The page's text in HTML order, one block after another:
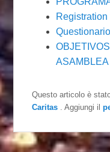
Registration
ASAMBLEA
Questo articolo è
Caritas
. Aggiungi il